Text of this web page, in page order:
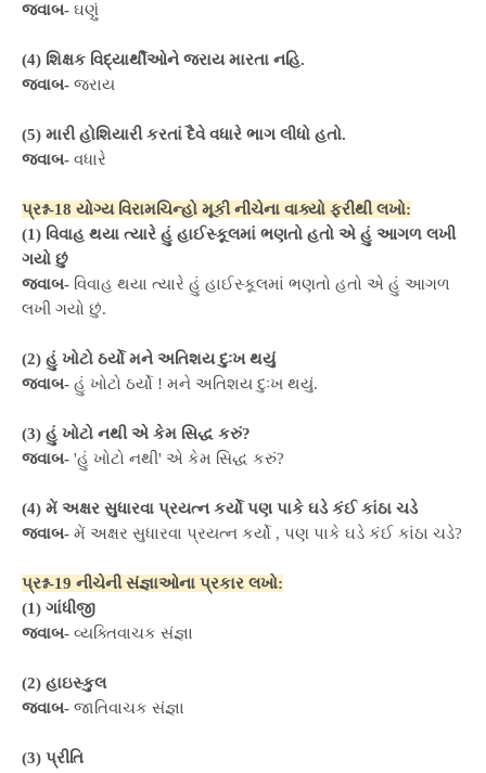
જવાબ- ઘણું
(4) શિક્ષક વિદ્યાર્થીઓને જરાય મારતા નહિ.
જવાબ- જરાય
(5) મારી હોશિયારી કરતાં દૈવે વધારે ભાગ લીધો હતો.
જવાબ- વધારે
પ્રશ્ન-18 યોગ્ય વિરામચિન્હો મૂકી નીચેના વાક્યો ફરીથી લખો:
(1) વિવાહ થયા ત્યારે હું હાઈસ્કૂલમાં ભણતો હતો એ હું આગળ લખી
ગયો છું
જવાબ- વિવાહ થયા ત્યારે હું હાઈસ્કૂલમાં ભણતો હતો એ હું આગળ
લખી ગયો છું.
(2) હું ખોટો ઠર્યો મને અતિશય દુઃખ થયું
જવાબ- હું ખોટો ઠર્યો ! મને અતિશય દુઃખ થયું.
(3) હું ખોટો નથી એ કેમ સિદ્ધ કરું?
જવાબ- 'હું ખોટો નથી' એ કેમ સિદ્ધ કરું?
(4) મેં અક્ષર સુધારવા પ્રયત્ન કર્યો પણ પાકે ઘડે કંઈ કાંઠા ચડે
જવાબ- મેં અક્ષર સુધારવા પ્રયત્ન કર્યો , પણ પાકે ઘડે કંઈ કાંઠા ચડે?
પ્રશ્ન-19 નીચેની સંજ્ઞાઓના પ્રકાર લખો:
(1) ગાંધીજી
જવાબ- વ્યક્તિવાચક સંજ્ઞા
(2) હાઇસ્કુલ
જવાબ- જાતિવાચક સંજ્ઞા
(3) પ્રીતિ